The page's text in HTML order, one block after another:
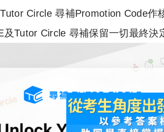
Circle 尋補Promotion Code作
Tutor Circle 尋補保留一切最終決